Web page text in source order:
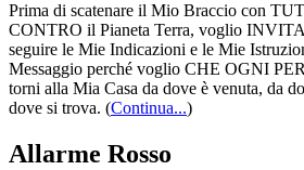
Prima di scatenare il Mio Braccio con
CONTRO il Pianeta Terra, voglio
seguire le Mie Indicazioni e le Mie
Messaggio perché voglio CHE OGNI
torni alla Mia Casa da dove è venuta, da
dove si trova. (Continua...)
Allarme Rosso